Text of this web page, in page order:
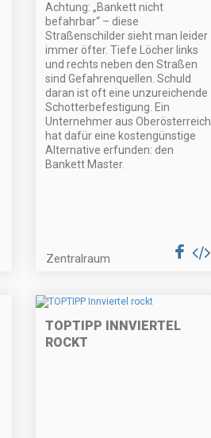
Achtung: „Bankett nicht
befahrbar“ – diese
Straßenschilder sieht man leider
immer öfter. Tiefe Löcher links
und rechts neben den Straßen
sind Gefahrenquellen. Schuld
daran ist oft eine unzureichende
Schotterbefestigung. Ein
Unternehmer aus Oberösterreich
hat dafür eine kostengünstige
Alternative erfunden: den
Bankett Master.
Zentralraum
TOPTIPP INNVIERTEL
ROCKT